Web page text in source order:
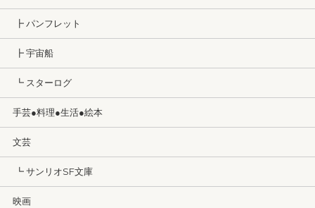
┣ パンフレット
┣ 宇宙船
┗ スターログ
手芸●料理●生活●絵本
文芸
┗ サンリオSF文庫
映画